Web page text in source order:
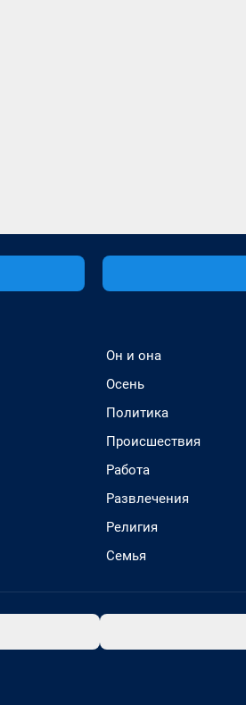
Он и она
Осень
Политика
Происшествия
Работа
Развлечения
Религия
Семья